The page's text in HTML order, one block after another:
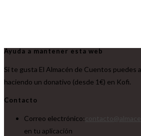
Ayuda a mantener esta web
Si te gusta El Almacén de Cuentos puedes
haciendo un donativo (desde 1€) en Kofi.
Contacto
Correo electrónico:
en tu aplicación